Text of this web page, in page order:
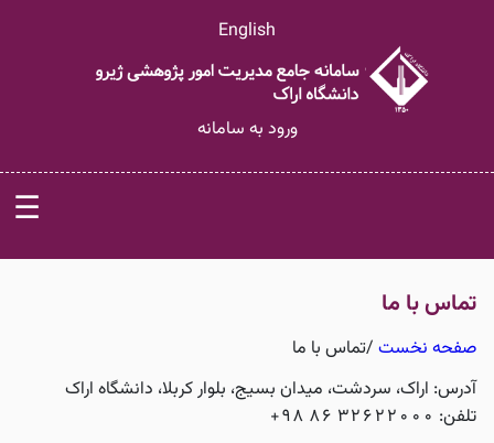
English
ورود به سامانه
☰
تماس با ما
صفحه نخست /تماس با ما
آدرس: اراک، سردشت، میدان بسیج، بلوار کربلا، دانشگاه اراک
تلفن: 32622000 86 98+